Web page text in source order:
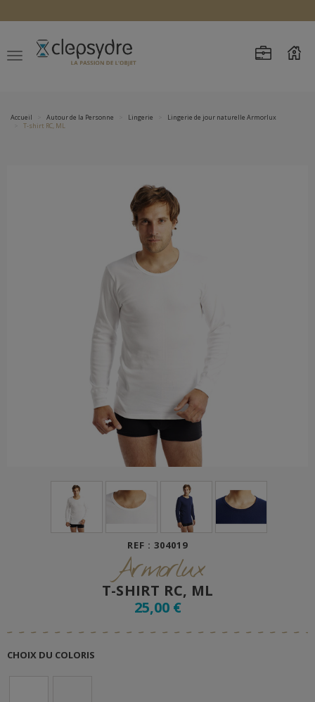
Accueil Autour de la Personne Lingerie
Lingerie de jour naturelle Armorlux
T-shirt RC, ML
REF : 304019
Armorlux
T-SHIRT RC, ML
25,00 €
CHOIX DU COLORIS